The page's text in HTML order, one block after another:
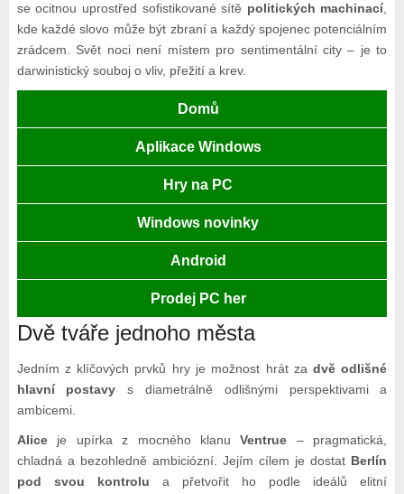
se ocitnou uprostřed sofistikované sítě politických machinací,
kde každé slovo může být zbraní a každý spojenec potenciálním
zrádcem. Svět noci není místem pro sentimentální city – je to
darwinistický souboj o vliv, přežití a krev.
Domů
Aplikace Windows
Hry na PC
Windows novinky
Android
Prodej PC her
Dvě tváře jednoho města
Jedním z klíčových prvků hry je možnost hrát zadvě odlišné
hlavní postavy s diametrálně odlišnými perspektivami a
ambicemi.
Aliceje upírka z mocného klanuVentrue – pragmatická,
chladná a bezohledně ambiciózní. Jejím cílem je dostat Berlín
pod svou kontrolu a přetvořit ho podle ideálů elitní